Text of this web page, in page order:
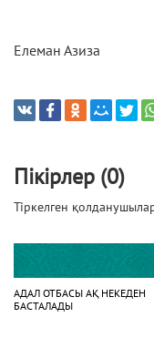
Елеман Азиза
Пікірлер (0)
Тіркелген
АДАЛ ОТБАСЫ АҚ НЕКЕДЕН
БАСТАЛАДЫ